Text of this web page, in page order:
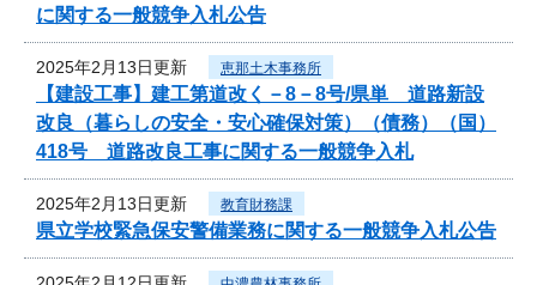
に関する一般競争入札公告
2025年2月13日更新 恵那土木事務所
【建設工事】建工第道改く－8－8号/県単 道路新設
改良（暮らしの安全・安心確保対策）（債務）（国）
418号 道路改良工事に関する一般競争入札
2025年2月13日更新 教育財務課
県立学校緊急保安警備業務に関する一般競争入札公告